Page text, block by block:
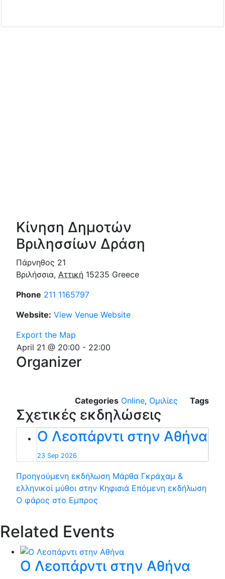
Κίνηση Δημοτών
Βριλησσίων Δράση
Πάρνηθος 21
Βριλήσσια, Αττική 15235 Greece
Phone 211 1165797
Website: View Venue Website
Export the Map
April 21 @ 20:00 - 22:00
Organizer
Categories Online, Ομιλίες Tags
Σχετικές εκδηλώσεις
Ο Λεοπάρντι στην Αθήνα
23 Sep 2026
Προηγούμενη εκδήλωση Μάρθα Γκράχαμ &
ελληνικοί μύθοι στην Κηφισιά Επόμενη εκδήλωση
Ο φάρος στο Εμπρος
Related Events
Ο Λεοπάρντι στην Αθήνα